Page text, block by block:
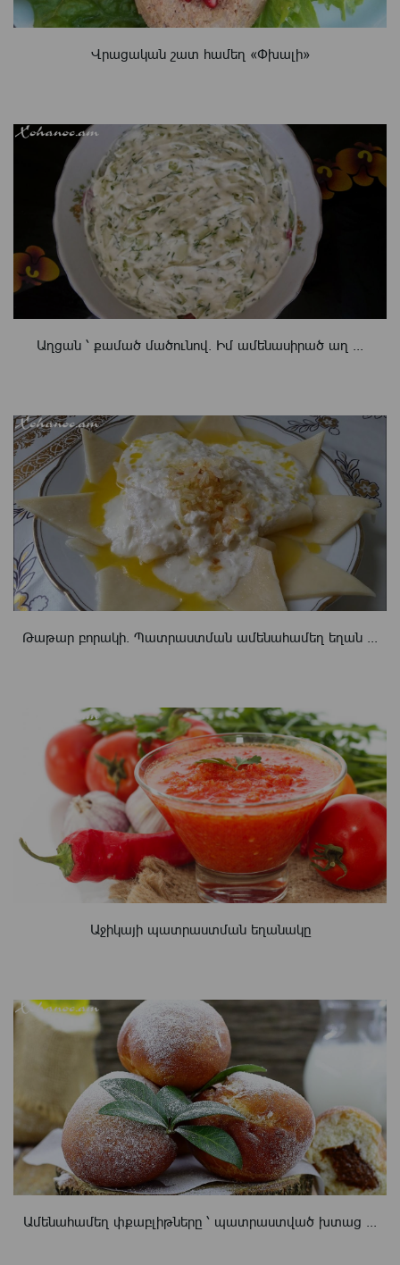
Վրացական շատ համեղ «Փխալի»
Աղցան ՝ քամած մածունով. Իմ ամենասիրած աղ ...
Թաթար բորակի. Պատրաստման ամենահամեղ եղան ...
Աջիկայի պատրաստման եղանակը
Ամենահամեղ փքաբլիթները ՝ պատրաստված խտաց ...